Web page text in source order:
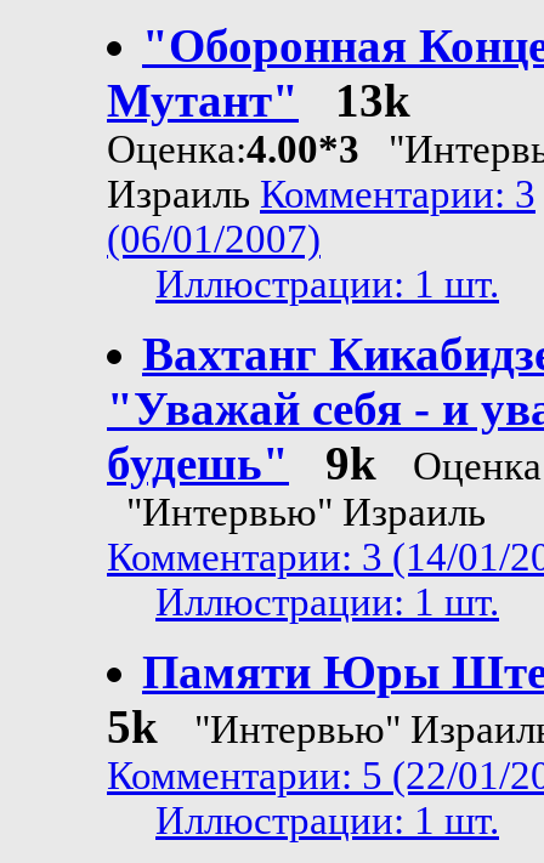
"Оборонная
Мутант"
13k
Оценка:4.00*3
Израиль Комментарии: 3
(06/01/2007)
Иллюстрации: 1 шт.
Вахтанг
"Уважай себя - и
будешь"
9k
"Интервью" Израиль
Комментарии: 3 (14/01/
Иллюстрации: 1 шт.
Памяти Юры
5k
"Интервью"
Комментарии: 5 (22/01/
Иллюстрации: 1 шт.